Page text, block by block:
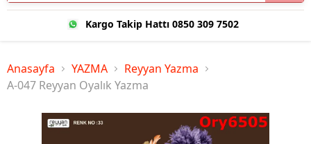
Kargo Takip Hattı 0850 309 7502
Anasayfa YAZMA
Reyyan Yazma
A-047 Reyyan Oyalık Yazma